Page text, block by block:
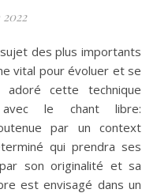
vital pour évoluer et se
adoré cette technique
avec le chant libre:
par un context
qui prendra ses
son originalité et sa
est envisagé dans un